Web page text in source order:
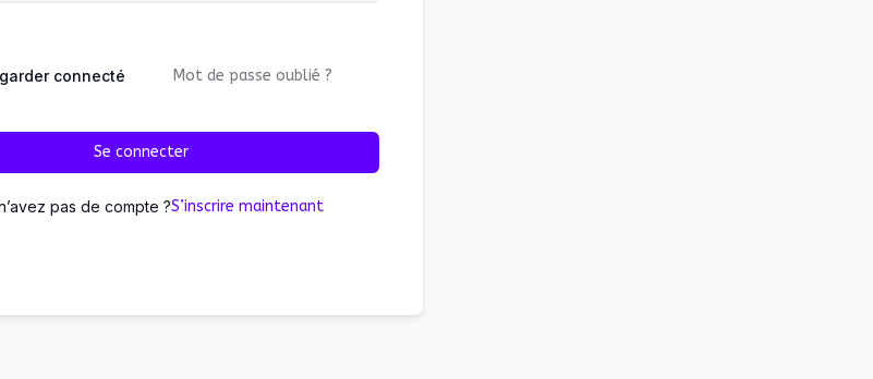
connecté Mot de passe oublié ?
Se connecter
pas de compte ?S’inscrire maintenant